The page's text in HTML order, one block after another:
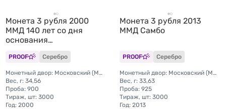
Монета 3 рубля 2000
ММД 140 лет со дня
основания
Государственного банка
России Для оживления
торговых оборотов
PROOF Серебро
Монетный двор: Московский (ММД)
Вес, г: 34,56
Проба: 900
Тираж, шт: 3000
Год: 2000
Монета 3 рубля 2013
ММД Самбо
PROOF Серебро
Монетный двор: Московский (ММД)
Вес, г: 33,63
Проба: 925
Тираж, шт: 3000
Год: 2013